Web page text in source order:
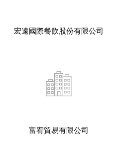
宏遠國際餐飲股份有限公司
富宥貿易有限公司